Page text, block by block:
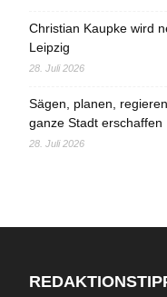
Christian Kaupke wird
Leipzig
28. Juli 2026
Sägen, planen,
ganze Stadt erschaffen
28. Juli 2026